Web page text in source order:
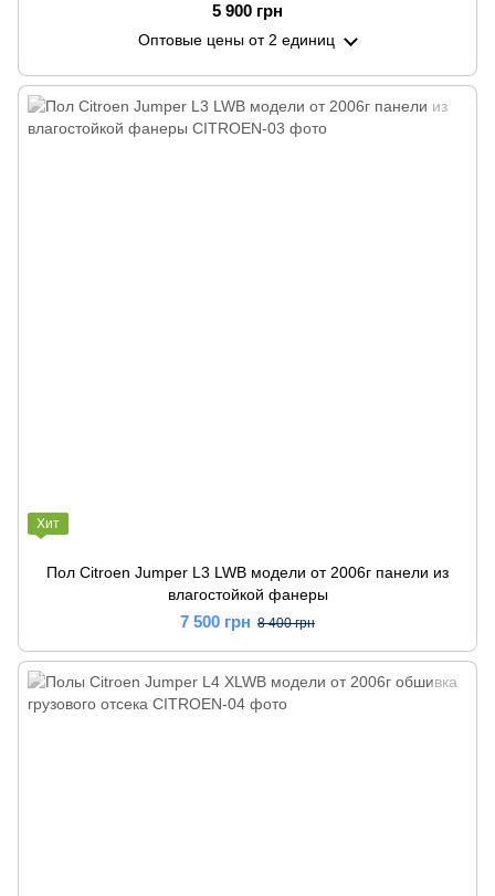
5 900 грн
Оптовые ценыот 2 единиц
Хит
Пол Citroen Jumper L3 LWB модели от 2006г панели из
влагостойкой фанеры
7 500 грн 8 400 грн